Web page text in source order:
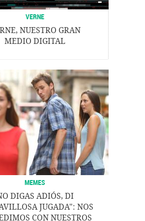
VERNE
NUESTRO GRAN
MEDIO DIGITAL
MEMES
DIGAS ADIÓS, DI
JUGADA": NOS
CON NUESTROS